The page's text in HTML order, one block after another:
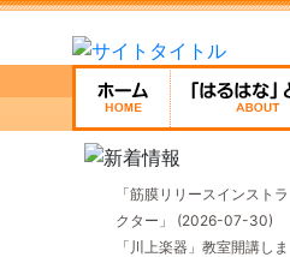
「筋膜リリースインストラ
クター」 (2026-07-30)
「川上楽器」教室開講しま